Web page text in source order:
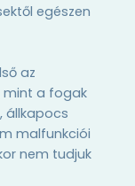
egészen
az
mint a fogak
állkapocs
malfunkciói
nem tudjuk